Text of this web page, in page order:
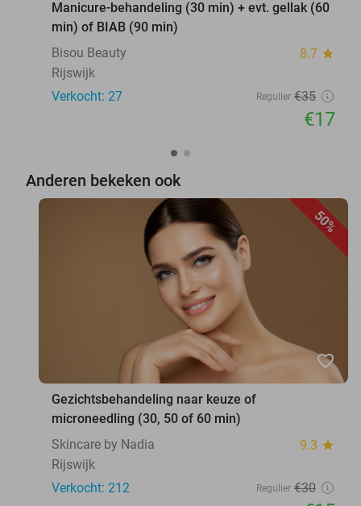
Manicure-behandeling (30 min) + evt. gellak (60
min) of BIAB (90 min)
Bisou Beauty
8.7 star
Rijswijk
Verkocht: 27
Regulier €35
€17
Anderen bekeken ook
50%
favorite_border
Gezichtsbehandeling naar keuze of
microneedling (30, 50 of 60 min)
Skincare by Nadia
9.3 star
Rijswijk
Verkocht: 212
Regulier €30